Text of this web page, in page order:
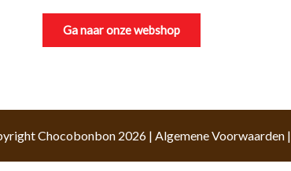
Ga naar onze webshop
Chocobonbon 2026 | Algemene Voorwaarden|